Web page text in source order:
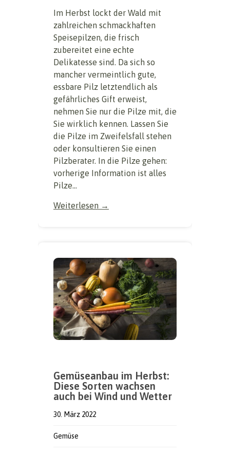
Im Herbst lockt der Wald mit
zahlreichen schmackhaften
Speisepilzen, die frisch
zubereitet eine echte
Delikatesse sind. Da sich so
mancher vermeintlich gute,
essbare Pilz letztendlich als
gefährliches Gift erweist,
nehmen Sie nur die Pilze mit, die
Sie wirklich kennen. Lassen Sie
die Pilze im Zweifelsfall stehen
oder konsultieren Sie einen
Pilzberater. ​In die Pilze gehen:
vorherige Information ist alles
Pilze...
Weiterlesen →
Gemüseanbau im Herbst:
Diese Sorten wachsen
auch bei Wind und Wetter
30. März 2022
Gemüse